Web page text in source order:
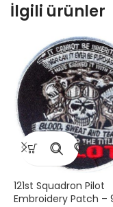
İlgili ürünler
121st Squadron Pilot
Embroidery Patch –